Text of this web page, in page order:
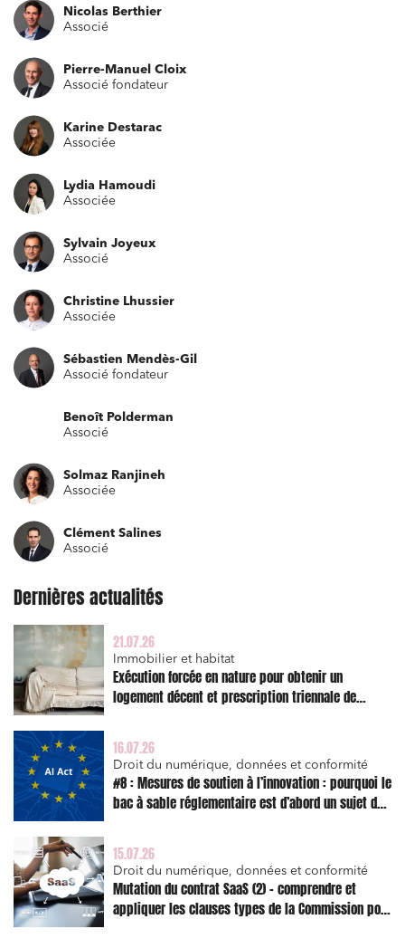
Nicolas Berthier
Associé
Pierre-Manuel Cloix
Associé fondateur
Karine Destarac
Associée
Lydia Hamoudi
Associée
Sylvain Joyeux
Associé
Christine Lhussier
Associée
Sébastien Mendès-Gil
Associé fondateur
Benoît Polderman
Associé
Solmaz Ranjineh
Associée
Clément Salines
Associé
Dernières actualités
21.07.26
Immobilier et habitat
Exécution forcée en nature pour obtenir un
logement décent et prescription triennale de
16.07.26
Droit du numérique, données et conformité
#8 : Mesures de soutien à l’innovation : pourquoi le
bac à sable réglementaire est d’abord un sujet de
15.07.26
Droit du numérique, données et conformité
Mutation du contrat SaaS (2) – comprendre et
appliquer les clauses types de la Commission pour
Relations commerciales et contrats
Immobilier et habitat
Entreprises du numérique
Établissements financiers
Mobilité et transport
Règlement des litiges
Droit du numérique, données et conformité
Relations sociales et droit du travail
Services publics et collectivités
Commande publique